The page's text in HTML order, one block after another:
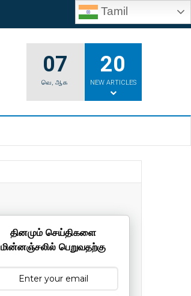
Tamil
07
வெ,ஆக
20
NEW ARTICLES
தினமும் செய்திகளை
மின்னஞ்சலில் பெறுவதற்கு